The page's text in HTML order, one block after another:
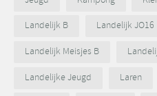
Landelijk B
Landelijk JO16
Landelijk Meisjes B
Landelijke Jeugd
Laren